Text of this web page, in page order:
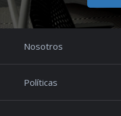
Nosotros
Políticas